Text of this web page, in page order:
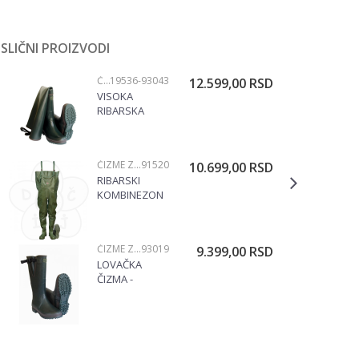
SLIČNI PROIZVODI
ČIZME ZA LOV I RIBOLOV19536-93043
VISOKA
RIBARSKA
12.599,00 RSD
ČIZME ZA LOV I RIBOLOV91520
RIBARSKI
KOMBINEZON
10.699,00 RSD
ČIZME ZA LOV I RIBOLOV93019
LOVAČKA
ČIZMA -
9.399,00 RSD